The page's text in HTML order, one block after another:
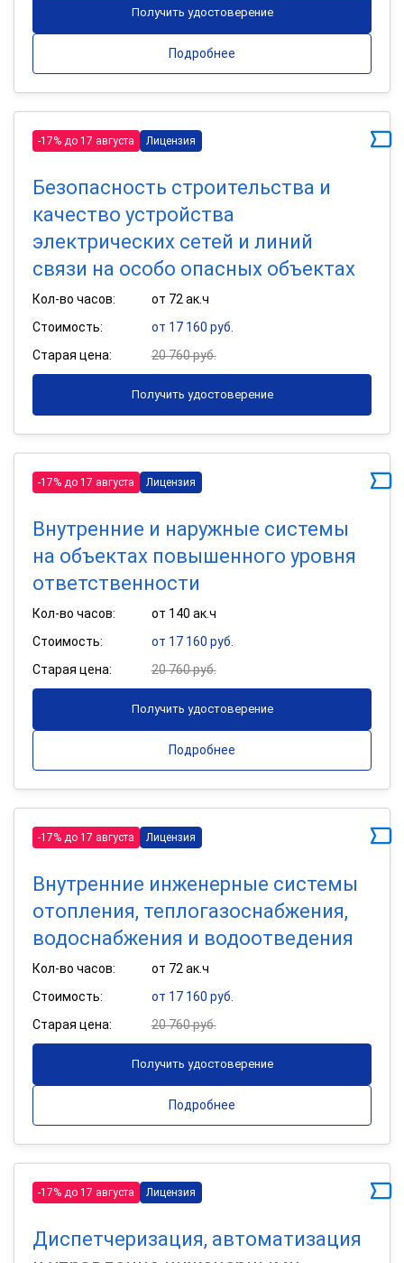
Получить удостоверение
Подробнее
-17% до 17 августа Лицензия
Безопасность строительства и
качество устройства
электрических сетей и линий
связи на особо опасных объектах
Кол-во часов:
от 72 ак.ч
Стоимость:
от 17 160 руб.
Старая цена:
20 760 руб.
Получить удостоверение
-17% до 17 августа Лицензия
Внутренние и наружные системы
на объектах повышенного уровня
ответственности
Кол-во часов:
от 140 ак.ч
Стоимость:
от 17 160 руб.
Старая цена:
20 760 руб.
Получить удостоверение
Подробнее
-17% до 17 августа Лицензия
Внутренние инженерные системы
отопления, теплогазоснабжения,
водоснабжения и водоотведения
Кол-во часов:
от 72 ак.ч
Стоимость:
от 17 160 руб.
Старая цена:
20 760 руб.
Получить удостоверение
Подробнее
-17% до 17 августа Лицензия
Диспетчеризация, автоматизация